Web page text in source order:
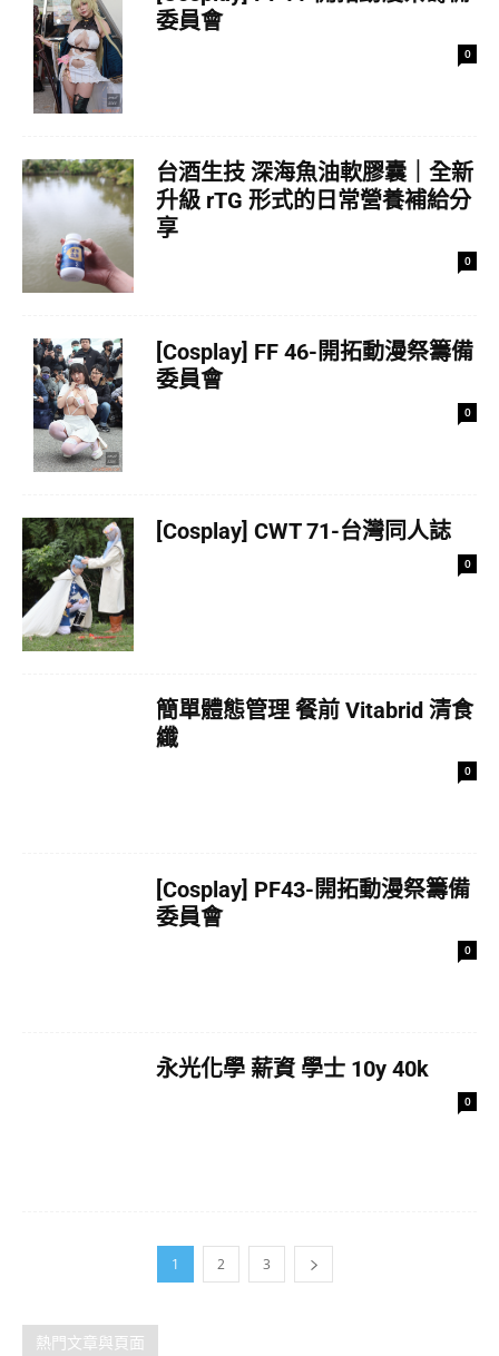
委員會
0
台酒生技 深海魚油軟膠囊｜全新
升級 rTG 形式的日常營養補給分
享
0
[Cosplay] FF 46-開拓動漫祭籌備
委員會
0
[Cosplay] CWT 71-台灣同人誌
0
簡單體態管理 餐前 Vitabrid 清食
纖
0
[Cosplay] PF43-開拓動漫祭籌備
委員會
0
永光化學 薪資 學士 10y 40k
0
1 2 3
熱門文章與頁面